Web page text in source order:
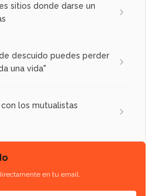
sitios donde darse un
descuido puedes perder
una vida"
los mutualistas
en tu email.